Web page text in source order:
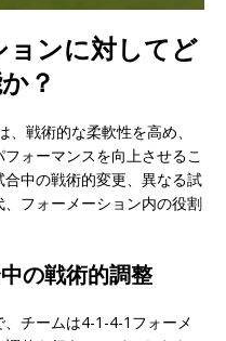
ョンに対してど
？
戦術的な柔軟性を高め、
ォーマンスを向上させるこ
中の戦術的変更、異なる試
フォーメーション内の役割
の戦術的調整
チームは4-1-4-1フォーメ